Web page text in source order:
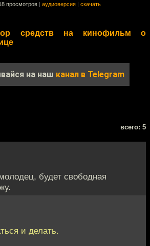
просмотров аудиоверсия скачать
средств на кинофильм о
на наш канал в Telegram
всего: 5
будет свободная
и делать.